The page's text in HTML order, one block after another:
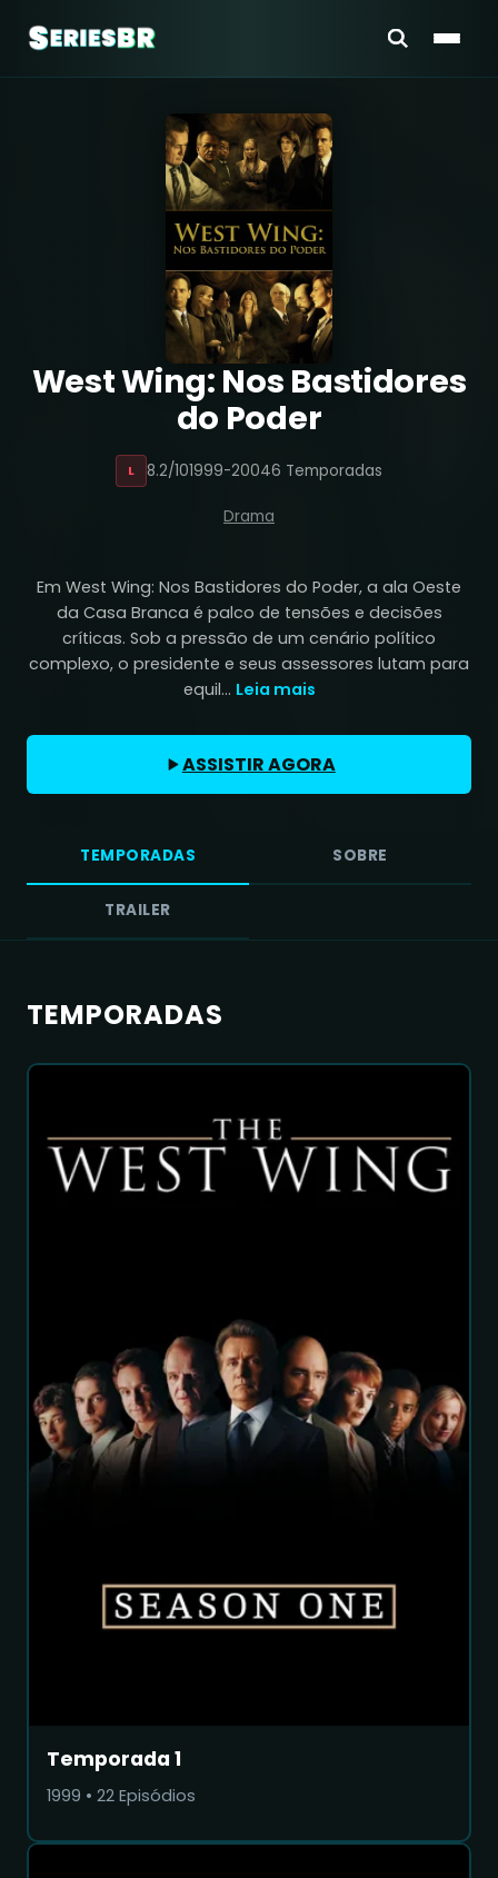
West Wing: Nos Bastidores
do Poder
L 8.2/101999-20046 Temporadas
Drama
Em West Wing: Nos Bastidores do Poder, a ala Oeste
da Casa Branca é palco de tensões e decisões
críticas. Sob a pressão de um cenário político
complexo, o presidente e seus assessores lutam para
equil... Leia mais
ASSISTIR AGORA
TEMPORADAS SOBRE
TRAILER
TEMPORADAS
Temporada 1
1999 • 22 Episódios